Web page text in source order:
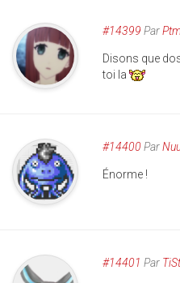
#14399 Par
Disons que
toi la
#14400 Par
Énorme !
#14401 Par